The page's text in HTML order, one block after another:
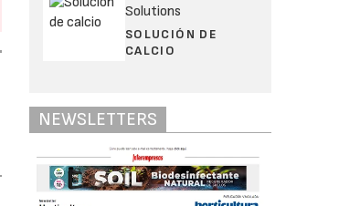
Solutions
SOLUCIÓN DE
CALCIO
NEWSLETTERS